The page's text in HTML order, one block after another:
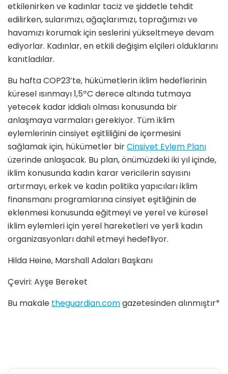
etkilenirken ve kadınlar taciz ve şiddetle tehdit
edilirken, sularımızı, ağaçlarımızı, toprağımızı ve
havamızı korumak için seslerini yükseltmeye devam
ediyorlar. Kadınlar, en etkili değişim elçileri olduklarını
kanıtladılar.
Bu hafta COP23’te, hükümetlerin iklim hedeflerinin
küresel ısınmayı 1,5ºC derece altında tutmaya
yetecek kadar iddialı olması konusunda bir
anlaşmaya varmaları gerekiyor. Tüm iklim
eylemlerinin cinsiyet eşitliliğini de içermesini
sağlamak için, hükümetler birCinsiyet Eylem Planı
üzerinde anlaşacak. Bu plan, önümüzdeki iki yıl içinde,
iklim konusunda kadın karar vericilerin sayısını
artırmayı, erkek ve kadın politika yapıcıları iklim
finansmanı programlarına cinsiyet eşitliğinin de
eklenmesi konusunda eğitmeyi ve yerel ve küresel
iklim eylemleri için yerel hareketleri ve yerli kadın
organizasyonları dahil etmeyi hedefliyor.
Hilda Heine, Marshall Adaları Başkanı
Çeviri: Ayşe Bereket
Bu makale theguardian.comgazetesinden alınmıştır*